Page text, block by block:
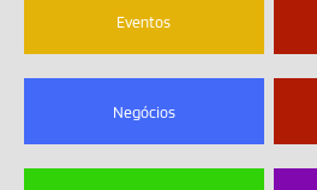
Eventos
Negócios